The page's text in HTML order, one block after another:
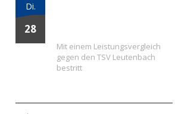
Di.
28
Mit einem Leistungsvergleich
gegen den TSV Leutenbach
bestritt